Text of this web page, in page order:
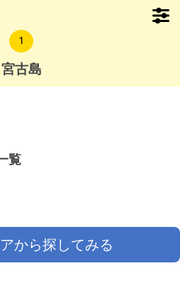
1
宮古島
覧
から探してみる